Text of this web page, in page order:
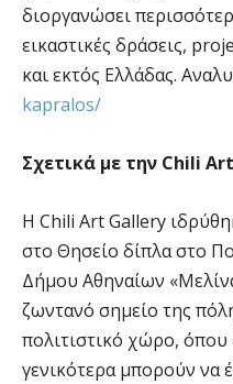
διοργανώσει
εικαστικές δράσεις,
και εκτός Ελλάδας.
kapralos/
Σχετικά με την Chili
Η Chili Art Gallery
στο Θησείο δίπλα στο
Δήμου Αθηναίων
ζωντανό σημείο της
πολιτιστικό χώρο, όπου
γενικότερα μπορούν να